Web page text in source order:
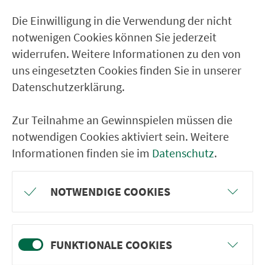
Suchen
Ver­kehrs­ver­bund Groß­raum
Nürn­berg
Die Einwilligung in die Verwendung der nicht
notwenigen Cookies können Sie jederzeit
widerrufen. Weitere Informationen zu den von
uns eingesetzten Cookies finden Sie in unserer
Datenschutzerklärung.
Zur Teilnahme an Gewinnspielen müssen die
notwendigen Cookies aktiviert sein. Weitere
Informationen finden sie im Datenschutz.
NOTWENDIGE COOKIES
FUNKTIONALE COOKIES